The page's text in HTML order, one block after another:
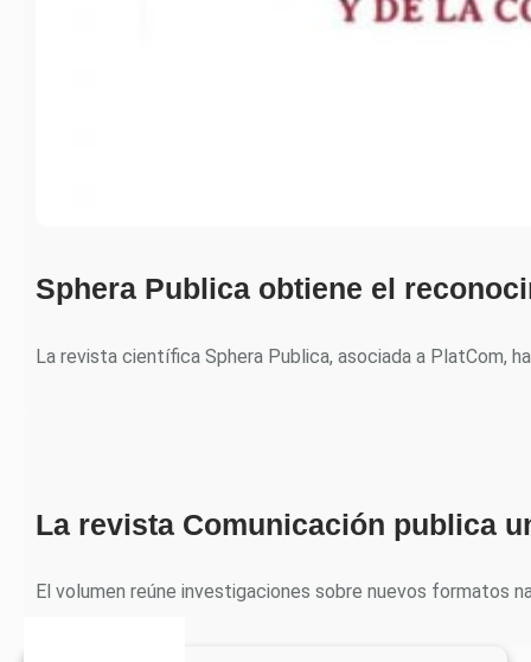
Sphera Publica obtiene el
La revista científica Sphera Publica, asociada a PlatCom,
La revista Comunicación publica
El volumen reúne investigaciones sobre nuevos formatos